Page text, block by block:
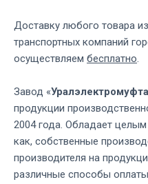
Доставку любого товара
транспортных компаний
осуществляем бесплатно.
Завод «Уралэлектромуфта
продукции
2004 года. Обладает
как, собственные
производителя на
различные способы